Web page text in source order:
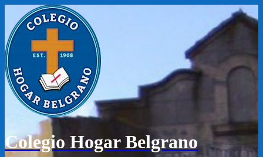
Colegio Hogar Belgrano